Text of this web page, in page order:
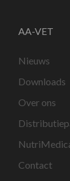
AA-VET
Nieuws
Downloads
Over ons
Contact